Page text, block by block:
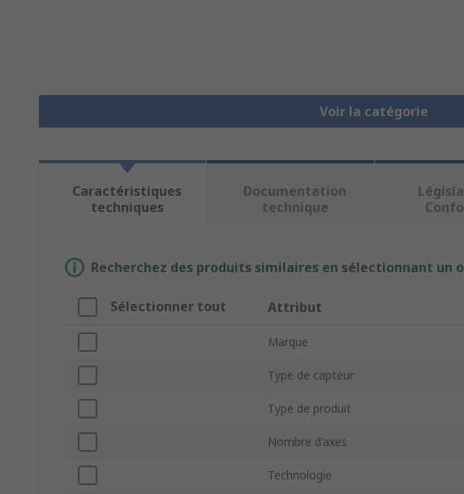
Voir la catégorie
Caractéristiques
techniques
Documentation
technique
Recherchez des produits similaires en sélectionnant un
Sélectionner tout Attribut
Marque
Type de capteur
Type de produit
Nombre d'axes
Technologie